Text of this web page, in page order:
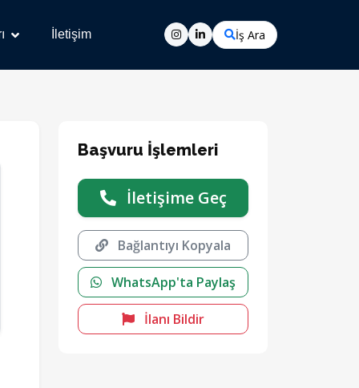
İletişim İş Ara
Başvuru İşlemleri
İletişime Geç
Bağlantıyı Kopyala
WhatsApp'ta Paylaş
İlanı Bildir